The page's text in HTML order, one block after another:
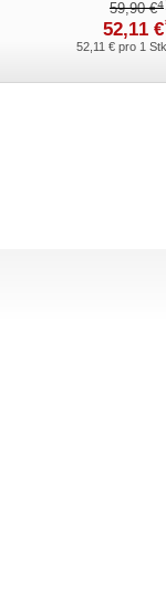
59,90 €
52,11 €
52,11 € pro 1 Stk